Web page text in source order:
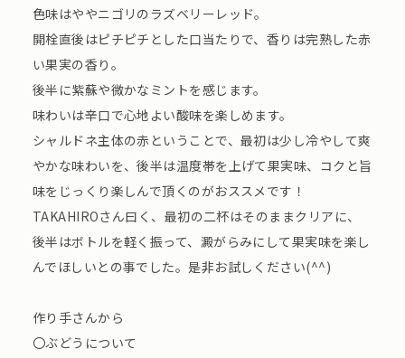
色味はややニゴリのラズベリーレッド。
開栓直後はピチピチとした口当たりで、香りは完熟した赤
い果実の香り。
後半に紫蘇や微かなミントを感じます。
味わいは辛口で心地よい酸味を楽しめます。
シャルドネ主体の赤ということで、最初は少し冷やして爽
やかな味わいを、後半は温度帯を上げて果実味、コクと旨
味をじっくり楽しんで頂くのがおススメです！
TAKAHIROさん曰く、最初の二杯はそのままクリアに、
後半はボトルを軽く振って、澱がらみにして果実味を楽し
んでほしいとの事でした。是非お試しください(^^)
作り手さんから
〇ぶどうについて